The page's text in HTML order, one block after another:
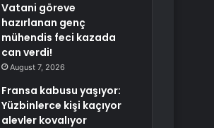
Vatani göreve
hazırlanan genç
mühendis feci kazada
can verdi!
August 7, 2026
Fransa kabusu yaşıyor:
Yüzbinlerce kişi kaçıyor
alevler kovalıyor